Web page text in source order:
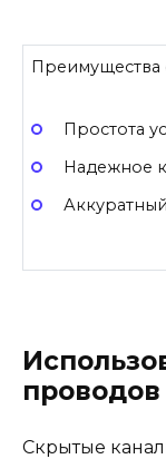
Преимущества
Простота
Надежное
проводов
Скрытые